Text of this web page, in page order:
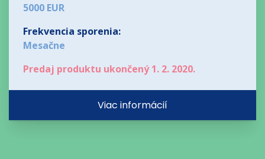
5000 EUR
Frekvencia sporenia:
Mesačne
Predaj produktu ukončený 1. 2. 2020.
Viac informácií